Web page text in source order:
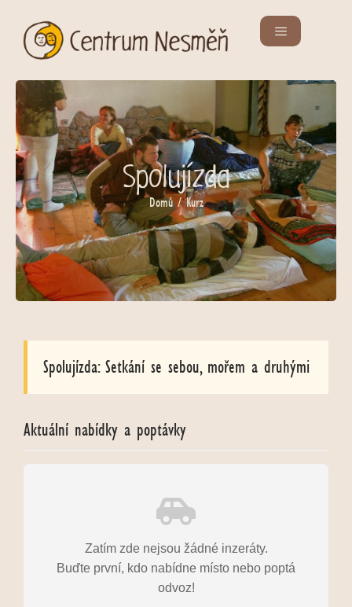
Spolujízda
Domů/ Kurz
Spolujízda: Setkání se sebou, mořem a druhými
Aktuální nabídky a poptávky
Zatím zde nejsou žádné inzeráty.
Buďte první, kdo nabídne místo nebo poptá
odvoz!